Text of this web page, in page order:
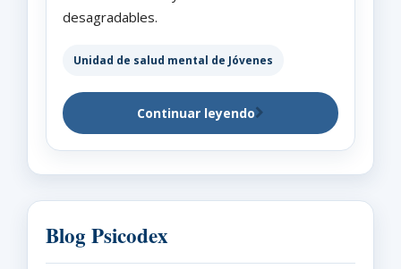
desagradables.
Unidad de salud mental de Jóvenes
Continuar leyendo
Blog Psicodex